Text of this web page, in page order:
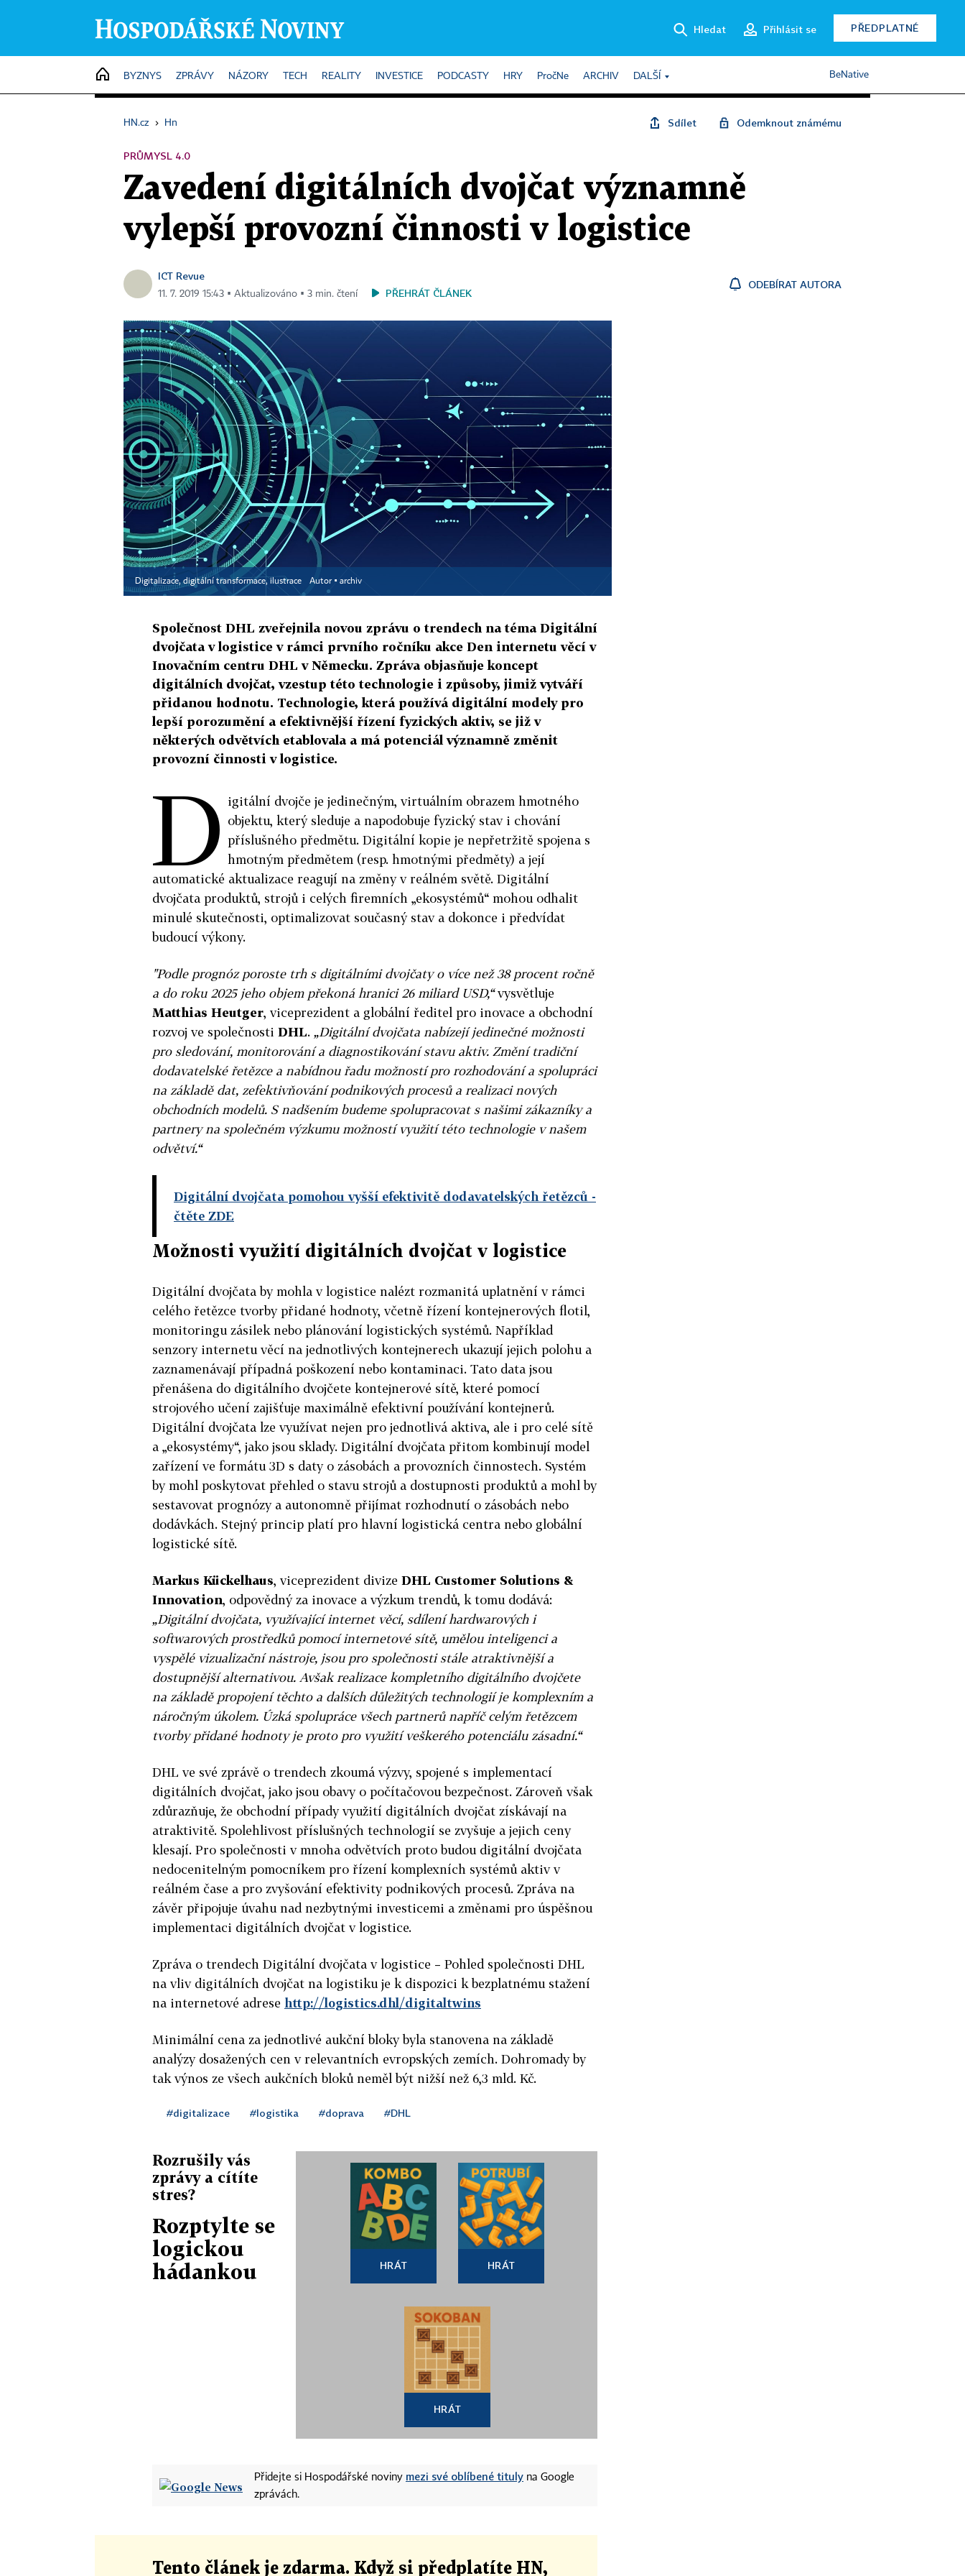
Hledat Přihlásit se PŘEDPLATNÉ
HOME
BYZNYS ZPRÁVY NÁZORY TECH REALITY INVESTICE PODCASTY HRY PročNe ARCHIV DALŠÍ BeNative
HN.cz › Hn Sdílet Odemknout známému
PRŮMYSL 4.0
Zavedení digitálních dvojčat významně
vylepší provozní činnosti v logistice
ICT Revue
11. 7. 2019 15:43 ▪ Aktualizováno ▪ 3 min. čtení PŘEHRÁT ČLÁNEK
ODEBÍRAT AUTORA
Digitalizace, digitální transformace, ilustrace Autor ▪ archiv
Společnost DHL zveřejnila novou zprávu o trendech na téma Digitální
dvojčata v logistice v rámci prvního ročníku akce Den internetu věcí v
Inovačním centru DHL v Německu. Zpráva objasňuje koncept
digitálních dvojčat, vzestup této technologie i způsoby, jimiž vytváří
přidanou hodnotu. Technologie, která používá digitální modely pro
lepší porozumění a efektivnější řízení fyzických aktiv, se již v
některých odvětvích etablovala a má potenciál významně změnit
provozní činnosti v logistice.
D igitální dvojče je jedinečným, virtuálním obrazem hmotného
objektu, který sleduje a napodobuje fyzický stav i chování
příslušného předmětu. Digitální kopie je nepřetržitě spojena s
hmotným předmětem (resp. hmotnými předměty) a její
automatické aktualizace reagují na změny v reálném světě. Digitální
dvojčata produktů, strojů i celých firemních „ekosystémů“ mohou odhalit
minulé skutečnosti, optimalizovat současný stav a dokonce i předvídat
budoucí výkony.
"Podle prognóz poroste trh s digitálními dvojčaty o více než 38 procent ročně
a do roku 2025 jeho objem překoná hranici 26 miliard USD,“vysvětluje
Matthias Heutger, viceprezident a globální ředitel pro inovace a obchodní
rozvoj ve společnosti DHL. „Digitální dvojčata nabízejí jedinečné možnosti
pro sledování, monitorování a diagnostikování stavu aktiv. Změní tradiční
dodavatelské řetězce a nabídnou řadu možností pro rozhodování a spolupráci
na základě dat, zefektivňování podnikových procesů a realizaci nových
obchodních modelů. S nadšením budeme spolupracovat s našimi zákazníky a
partnery na společném výzkumu možností využití této technologie v našem
odvětví.“
Digitální dvojčata pomohou vyšší efektivitě dodavatelských řetězců -
čtěte ZDE
Možnosti využití digitálních dvojčat v logistice
Digitální dvojčata by mohla v logistice nalézt rozmanitá uplatnění v rámci
celého řetězce tvorby přidané hodnoty, včetně řízení kontejnerových flotil,
monitoringu zásilek nebo plánování logistických systémů. Například
senzory internetu věcí na jednotlivých kontejnerech ukazují jejich polohu a
zaznamenávají případná poškození nebo kontaminaci. Tato data jsou
přenášena do digitálního dvojčete kontejnerové sítě, které pomocí
strojového učení zajišťuje maximálně efektivní používání kontejnerů.
Digitální dvojčata lze využívat nejen pro jednotlivá aktiva, ale i pro celé sítě
a „ekosystémy“, jako jsou sklady. Digitální dvojčata přitom kombinují model
zařízení ve formátu 3D s daty o zásobách a provozních činnostech. Systém
by mohl poskytovat přehled o stavu strojů a dostupnosti produktů a mohl by
sestavovat prognózy a autonomně přijímat rozhodnutí o zásobách nebo
dodávkách. Stejný princip platí pro hlavní logistická centra nebo globální
logistické sítě.
Markus Kückelhaus, viceprezident divize DHL Customer Solutions &
Innovation, odpovědný za inovace a výzkum trendů, k tomu dodává:
„Digitální dvojčata, využívající internet věcí, sdílení hardwarových i
softwarových prostředků pomocí internetové sítě, umělou inteligenci a
vyspělé vizualizační nástroje, jsou pro společnosti stále atraktivnější a
dostupnější alternativou. Avšak realizace kompletního digitálního dvojčete
na základě propojení těchto a dalších důležitých technologií je komplexním a
náročným úkolem. Úzká spolupráce všech partnerů napříč celým řetězcem
tvorby přidané hodnoty je proto pro využití veškerého potenciálu zásadní.“
DHL ve své zprávě o trendech zkoumá výzvy, spojené s implementací
digitálních dvojčat, jako jsou obavy o počítačovou bezpečnost. Zároveň však
zdůrazňuje, že obchodní případy využití digitálních dvojčat získávají na
atraktivitě. Spolehlivost příslušných technologií se zvyšuje a jejich ceny
klesají. Pro společnosti v mnoha odvětvích proto budou digitální dvojčata
nedocenitelným pomocníkem pro řízení komplexních systémů aktiv v
reálném čase a pro zvyšování efektivity podnikových procesů. Zpráva na
závěr připojuje úvahu nad nezbytnými investicemi a změnami pro úspěšnou
implementaci digitálních dvojčat v logistice.
Zpráva o trendech Digitální dvojčata v logistice – Pohled společnosti DHL
na vliv digitálních dvojčat na logistiku je k dispozici k bezplatnému stažení
na internetové adrese http://logistics.dhl/digitaltwins
Minimální cena za jednotlivé aukční bloky byla stanovena na základě
analýzy dosažených cen v relevantních evropských zemích. Dohromady by
tak výnos ze všech aukčních bloků neměl být nižší než 6,3 mld. Kč.
#digitalizace #logistika #doprava #DHL
Rozrušily vás
zprávy a cítíte
stres?
Rozptylte se
logickou
hádankou
HRÁT HRÁT
HRÁT
Přidejte si Hospodářské noviny mezi své oblíbené tituly na Google
zprávách.
Tento článek je zdarma. Když si předplatíte HN,